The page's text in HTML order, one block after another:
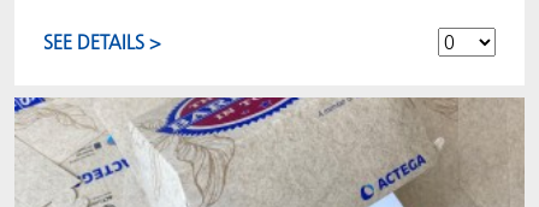
SEE DETAILS >